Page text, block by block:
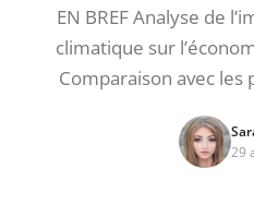
EN BREF Analyse de
climatique sur
Comparaison avec les
29